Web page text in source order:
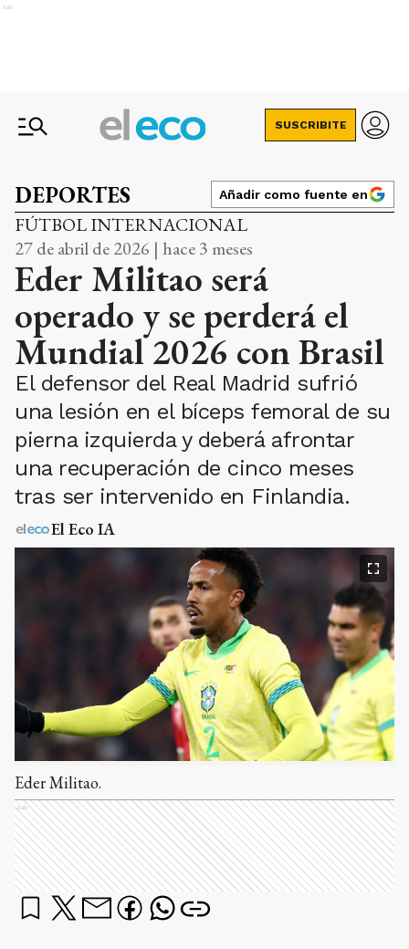
Ads
SUSCRIBITE
DEPORTES Añadir como fuente en
FÚTBOL INTERNACIONAL
27 de abril de 2026 | hace 3 meses
Eder Militao será
operado y se perderá el
Mundial 2026 con Brasil
El defensor del Real Madrid sufrió
una lesión en el bíceps femoral de su
pierna izquierda y deberá afrontar
una recuperación de cinco meses
tras ser intervenido en Finlandia.
El Eco IA
Eder Militao.
Ads